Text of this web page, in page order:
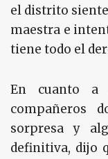
el distrito
maestra e
tiene todo el
En cuanto a
compañeros
sorpresa y
definitiva, dijo